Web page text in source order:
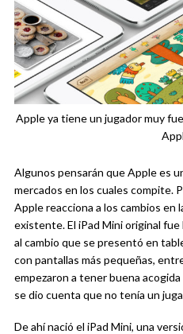
Apple ya tiene un jugador muy
Algunos pensarán que Apple es
mercados en los cuales compite.
Apple reacciona a los cambios
existente. El iPad Mini original
al cambio que se presentó en
con pantallas más pequeñas,
empezaron a tener buena
se dio cuenta que no tenía un
De ahí nació el iPad Mini, una